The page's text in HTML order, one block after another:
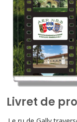
Livret de